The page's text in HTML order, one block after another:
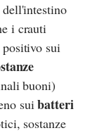
i crauti
sui
buoni)
suibatteri
sostanze